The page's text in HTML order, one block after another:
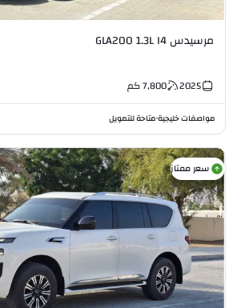
مرسيدس GLA200 1.3L I4
2025
7,800كم
مواصفات خليجية•متاحة للتمويل
سعر ممتاز